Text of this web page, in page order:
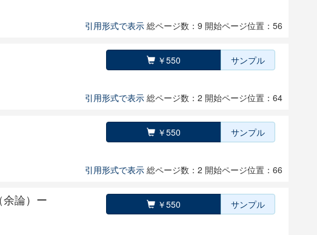
引用形式で表示 総ページ数：9 開始ページ位置：56
￥550
サンプル
引用形式で表示 総ページ数：2 開始ページ位置：64
￥550
サンプル
引用形式で表示 総ページ数：2 開始ページ位置：66
論）ー ￥550
サンプル